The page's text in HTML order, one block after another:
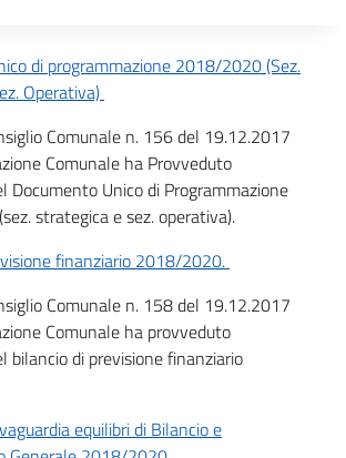
di programmazione 2018/2020 (Sez.
Operativa)
Comunale n. 156 del 19.12.2017
Comunale ha Provveduto
Documento Unico di Programmazione
strategica e sez. operativa).
finanziario 2018/2020.
Comunale n. 158 del 19.12.2017
Comunale ha provveduto
bilancio di previsione finanziario
equilibri di Bilancio e